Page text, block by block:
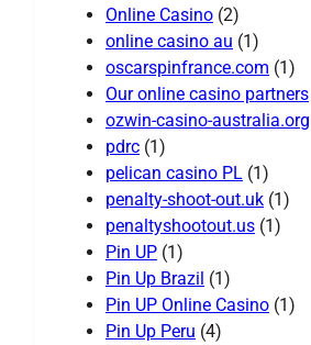
Online Casino (2)
online casino au (1)
oscarspinfrance.com (1)
Our online casino partners
ozwin-casino-australia.org
pdrc (1)
pelican casino PL (1)
penalty-shoot-out.uk (1)
penaltyshootout.us (1)
Pin UP (1)
Pin Up Brazil (1)
Pin UP Online Casino (1)
Pin Up Peru (4)